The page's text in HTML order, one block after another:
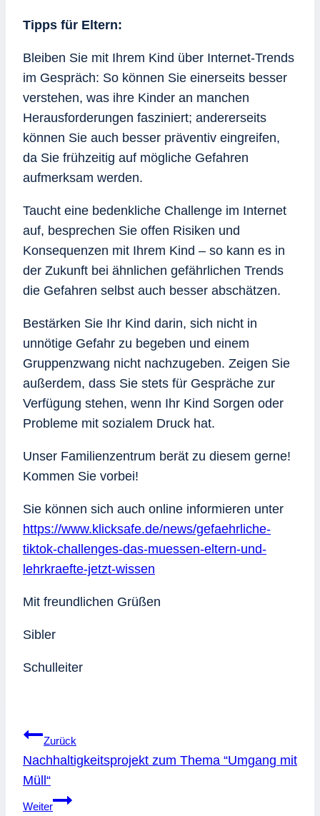
Tipps für Eltern:
Bleiben Sie mit Ihrem Kind über Internet-Trends
im Gespräch: So können Sie einerseits besser
verstehen, was ihre Kinder an manchen
Herausforderungen fasziniert; andererseits
können Sie auch besser präventiv eingreifen,
da Sie frühzeitig auf mögliche Gefahren
aufmerksam werden.
Taucht eine bedenkliche Challenge im Internet
auf, besprechen Sie offen Risiken und
Konsequenzen mit Ihrem Kind – so kann es in
der Zukunft bei ähnlichen gefährlichen Trends
die Gefahren selbst auch besser abschätzen.
Bestärken Sie Ihr Kind darin, sich nicht in
unnötige Gefahr zu begeben und einem
Gruppenzwang nicht nachzugeben. Zeigen Sie
außerdem, dass Sie stets für Gespräche zur
Verfügung stehen, wenn Ihr Kind Sorgen oder
Probleme mit sozialem Druck hat.
Unser Familienzentrum berät zu diesem gerne!
Kommen Sie vorbei!
Sie können sich auch online informieren unter
https://www.klicksafe.de/news/gefaehrliche-
tiktok-challenges-das-muessen-eltern-und-
lehrkraefte-jetzt-wissen
Mit freundlichen Grüßen
Sibler
Schulleiter
Beitragsnavigation
Zurück
Nachhaltigkeitsprojekt zum Thema “Umgang mit
Müll“
Weiter